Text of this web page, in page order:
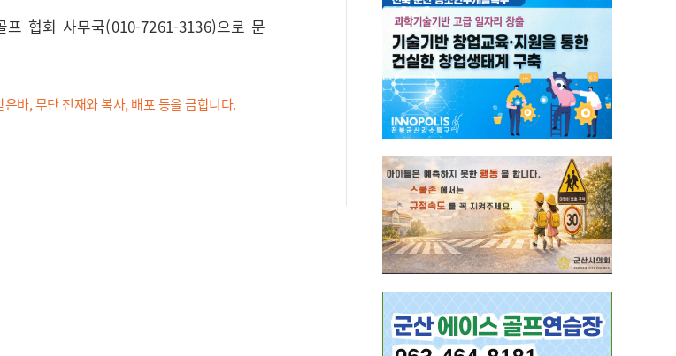
협회 사무국(010-7261-3136)으로 문
바, 무단 전재와 복사, 배포 등을 금합니다.